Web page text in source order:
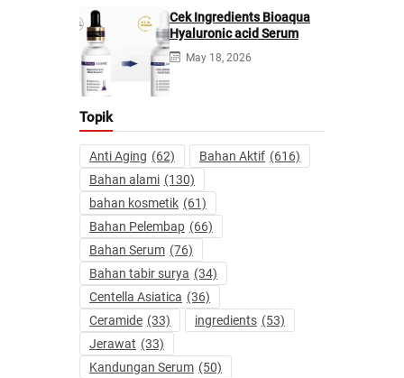
Cek Ingredients Bioaqua
Hyaluronic acid Serum
May 18, 2026
Topik
Anti Aging (62) Bahan Aktif (616)
Bahan alami (130)
bahan kosmetik (61)
Bahan Pelembap (66)
Bahan Serum (76)
Bahan tabir surya (34)
Centella Asiatica (36)
Ceramide (33) ingredients (53)
Jerawat (33)
Kandungan Serum (50)